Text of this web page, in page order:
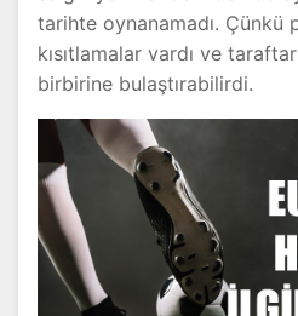
tarihte oynanamadı. Çünkü
kısıtlamalar vardı ve
birbirine bulaştırabilirdi.